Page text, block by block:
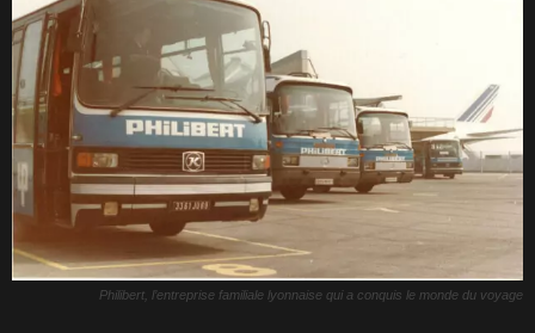
Philibert, l’entreprise familiale lyonnaise qui a conquis le monde du voyage